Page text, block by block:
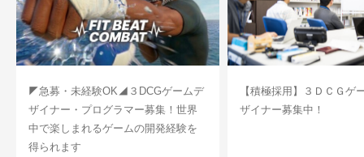
◤急募・未経験OK◢３DCGゲームデ
ザイナー・プログラマー募集！世界
中で楽しまれるゲームの開発経験を
得られます
【積極採用】３ＤＣＧゲ
ザイナー募集中！